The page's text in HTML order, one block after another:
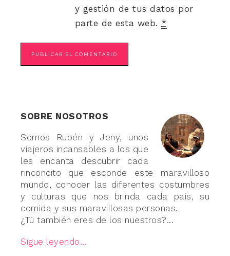
y gestión de tus datos por
parte de esta web. *
SOBRE NOSOTROS
Somos Rubén y Jeny, unos
viajeros incansables a los que
les encanta descubrir cada
rinconcito que esconde este maravilloso
mundo, conocer las diferentes costumbres
y culturas que nos brinda cada país, su
comida y sus maravillosas personas.
¿Tú también eres de los nuestros?...
Sigue leyendo...